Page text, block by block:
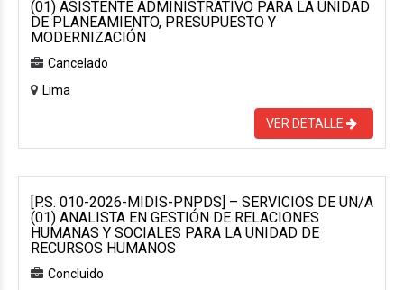
(01) ASISTENTE ADMINISTRATIVO PARA LA UNIDAD
DE PLANEAMIENTO, PRESUPUESTO Y
MODERNIZACIÓN
Cancelado
Lima
VER DETALLE
[P.S. 010-2026-MIDIS-PNPDS] – SERVICIOS DE UN/A
(01) ANALISTA EN GESTIÓN DE RELACIONES
HUMANAS Y SOCIALES PARA LA UNIDAD DE
RECURSOS HUMANOS
Concluido